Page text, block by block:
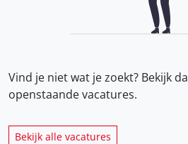
Vind je niet wat je zoekt? Bekijk
openstaande vacatures.
Bekijk alle vacatures